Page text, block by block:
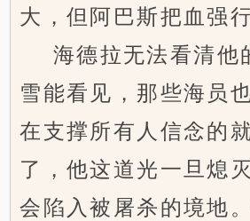
大，但阿巴斯把血强
海德拉无法看清他
雪能看见，那些海员
在支撑所有人信念的
了，他这道光一旦熄
会陷入被屠杀的境地